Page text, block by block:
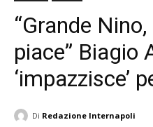
“Grande
piace” Biagio
‘impazzisce’
Di Redazione Internapoli